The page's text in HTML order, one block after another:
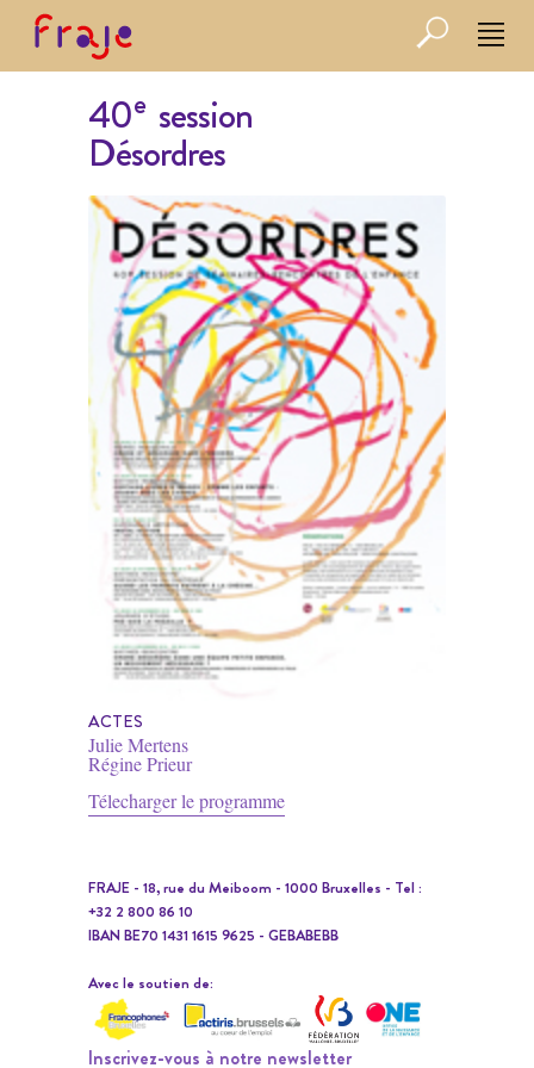
40e session
Désordres
ACTES
Julie Mertens
Régine Prieur
Télecharger le programme
FRAJE - 18, rue du Meiboom - 1000 Bruxelles - Tel :
+32 2 800 86 10
IBAN BE70 1431 1615 9625 - GEBABEBB
Avec le soutien de:
Inscrivez-vous à notre newsletter